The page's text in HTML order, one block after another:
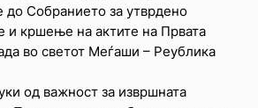
Собранието за утврдено
и кршење на актите на Првата
во светот Меѓаши – Реублика
од важност за извршната